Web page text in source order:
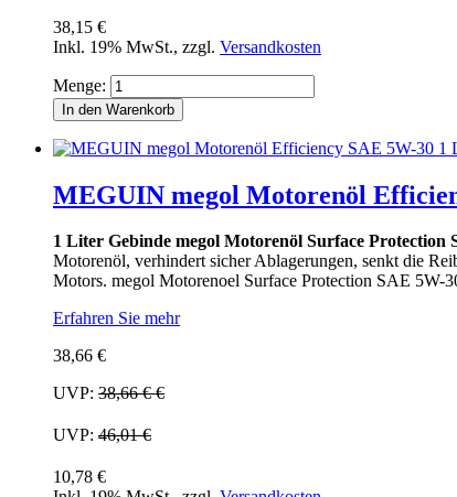
38,15 €
Inkl. 19% MwSt., zzgl. Versandkosten
Menge:
In den Warenkorb
MEGUIN megol Motorenöl
1 Liter Gebinde megol Motorenöl Surface Protection
Motorenöl, verhindert sicher Ablagerungen, senkt die
Motors. megol Motorenoel Surface Protection SAE 5W-
Erfahren Sie mehr
38,66 €
UVP: 38,66 €€
UVP: 46,01 €
10,78 €